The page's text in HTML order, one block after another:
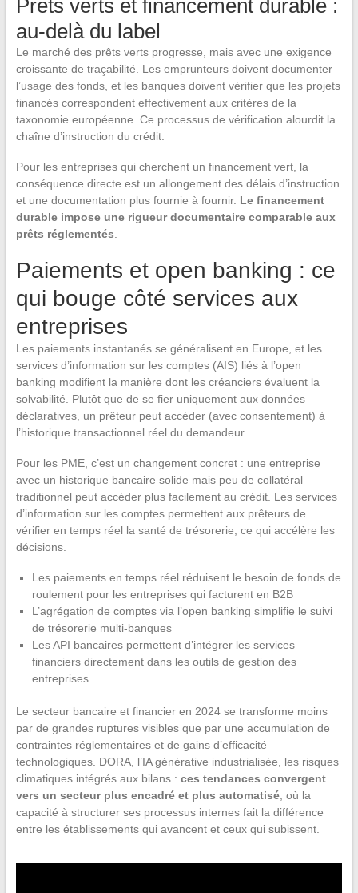
Prêts verts et financement durable :
au-delà du label
Le marché des prêts verts progresse, mais avec une exigence
croissante de traçabilité. Les emprunteurs doivent documenter
l’usage des fonds, et les banques doivent vérifier que les projets
financés correspondent effectivement aux critères de la
taxonomie européenne. Ce processus de vérification alourdit la
chaîne d’instruction du crédit.
Pour les entreprises qui cherchent un financement vert, la
conséquence directe est un allongement des délais d’instruction
et une documentation plus fournie à fournir. Le financement
durable impose une rigueur documentaire comparable aux
prêts réglementés.
Paiements et open banking : ce
qui bouge côté services aux
entreprises
Les paiements instantanés se généralisent en Europe, et les
services d’information sur les comptes (AIS) liés à l’open
banking modifient la manière dont les créanciers évaluent la
solvabilité. Plutôt que de se fier uniquement aux données
déclaratives, un prêteur peut accéder (avec consentement) à
l’historique transactionnel réel du demandeur.
Pour les PME, c’est un changement concret : une entreprise
avec un historique bancaire solide mais peu de collatéral
traditionnel peut accéder plus facilement au crédit. Les services
d’information sur les comptes permettent aux prêteurs de
vérifier en temps réel la santé de trésorerie, ce qui accélère les
décisions.
Les paiements en temps réel réduisent le besoin de fonds de
roulement pour les entreprises qui facturent en B2B
L’agrégation de comptes via l’open banking simplifie le suivi
de trésorerie multi-banques
Les API bancaires permettent d’intégrer les services
financiers directement dans les outils de gestion des
entreprises
Le secteur bancaire et financier en 2024 se transforme moins
par de grandes ruptures visibles que par une accumulation de
contraintes réglementaires et de gains d’efficacité
technologiques. DORA, l’IA générative industrialisée, les risques
climatiques intégrés aux bilans : ces tendances convergent
vers un secteur plus encadré et plus automatisé, où la
capacité à structurer ses processus internes fait la différence
entre les établissements qui avancent et ceux qui subissent.